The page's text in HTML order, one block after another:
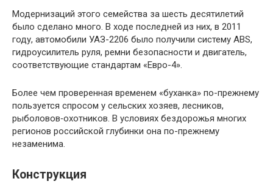
Модернизаций этого семейства за шесть десятилетий
было сделано много. В ходе последней из них, в 2011
году, автомобили УАЗ-2206 было получили систему ABS,
гидроусилитель руля, ремни безопасности и двигатель,
соответствующие стандартам «Евро-4».
Более чем проверенная временем «буханка» по-прежнему
пользуется спросом у сельских хозяев, лесников,
рыболовов‑охотников. В условиях бездорожья многих
регионов российской глубинки она по-прежнему
незаменима.
Конструкция